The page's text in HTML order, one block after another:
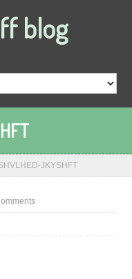
blog
JKYSHFT